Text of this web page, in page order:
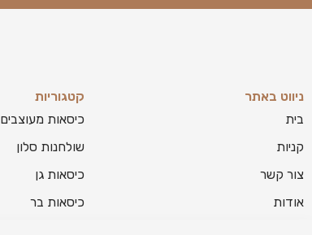
ניווט באתר
בית
קניות
צור קשר
אודות
קטגוריות
כיסאות מעוצבים
שולחנות סלון
כיסאות גן
כיסאות בר